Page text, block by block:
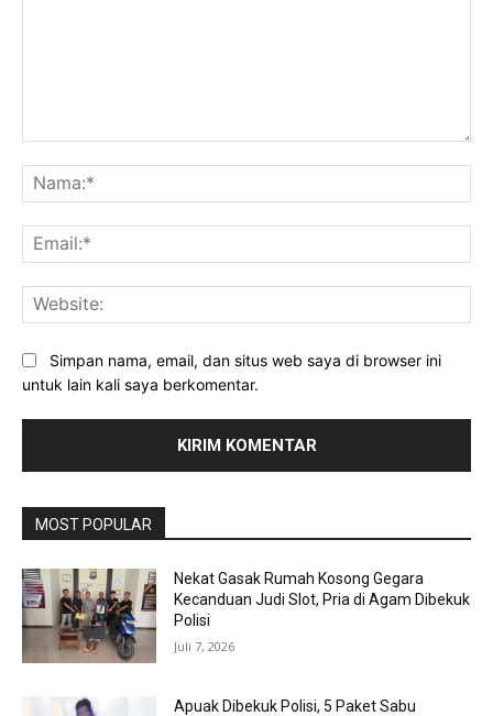
Simpan nama, email, dan situs web saya di browser ini
untuk lain kali saya berkomentar.
MOST POPULAR
Nekat Gasak Rumah Kosong Gegara
Kecanduan Judi Slot, Pria di Agam Dibekuk
Polisi
Juli 7, 2026
Apuak Dibekuk Polisi, 5 Paket Sabu